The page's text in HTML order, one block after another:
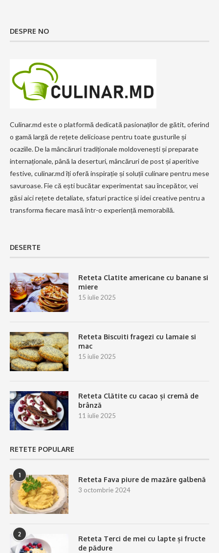
DESPRE NO
Culinar.md este o platformă dedicată pasionaților de gătit, oferind
o gamă largă de rețete delicioase pentru toate gusturile și
ocaziile. De la mâncăruri tradiționale moldovenești și preparate
internaționale, până la deserturi, mâncăruri de post și aperitive
festive, culinar.md îți oferă inspirație și soluții culinare pentru mese
savuroase. Fie că ești bucătar experimentat sau începător, vei
găsi aici rețete detaliate, sfaturi practice și idei creative pentru a
transforma fiecare masă într-o experiență memorabilă.
DESERTE
Reteta Clatite americane cu banane si
miere
15 iulie 2025
Reteta Biscuiti fragezi cu lamaie si
mac
15 iulie 2025
Reteta Clătite cu cacao și cremă de
brânză
11 iulie 2025
RETETE POPULARE
1
Reteta Fava piure de mazăre galbenă
3 octombrie 2024
2
Reteta Terci de mei cu lapte și fructe
de pădure